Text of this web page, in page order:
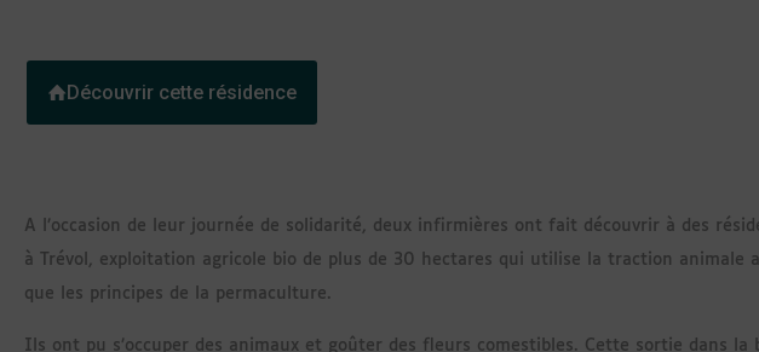
Découvrir cette résidence
A l’occasion de leur journée de solidarité, deux infirmières ont fait découvrir à des
à Trévol, exploitation agricole bio de plus de 30 hectares qui utilise la traction animale
que les principes de la permaculture.
Ils ont pu s’occuper des animaux et goûter des fleurs comestibles. Cette sortie dans